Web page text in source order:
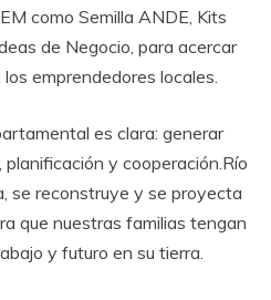
como Semilla ANDE, Kits
de Negocio, para acercar
emprendedores locales.
es clara: generar
y cooperación.Río
se reconstruye y se proyecta
que nuestras familias tengan
y futuro en su tierra.